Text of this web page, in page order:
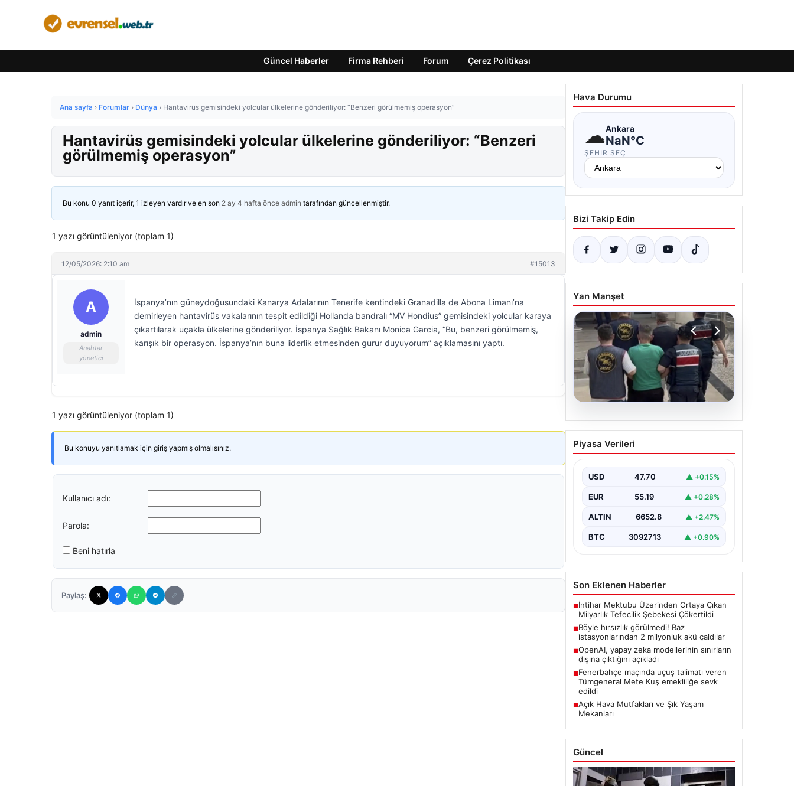
Güncel Haberler Firma Rehberi Forum Çerez Politikası
Ana sayfa › Forumlar › Dünya › Hantavirüs gemisindeki yolcular ülkelerine gönderiliyor: “Benzeri görülmemiş operasyon”
Hantavirüs gemisindeki yolcular ülkelerine gönderiliyor: “Benzeri
görülmemiş operasyon”
Bu konu 0 yanıt içerir, 1 izleyen vardır ve en son 2 ay 4 hafta önce admin tarafından güncellenmiştir.
1 yazı görüntüleniyor (toplam 1)
12/05/2026: 2:10 am #15013
A
admin
Anahtar
yönetici
İspanya’nın güneydoğusundaki Kanarya Adalarının Tenerife kentindeki Granadilla de Abona Limanı’na
demirleyen hantavirüs vakalarının tespit edildiği Hollanda bandralı “MV Hondius” gemisindeki yolcular karaya
çıkartılarak uçakla ülkelerine gönderiliyor. İspanya Sağlık Bakanı Monica Garcia, “Bu, benzeri görülmemiş,
karışık bir operasyon. İspanya’nın buna liderlik etmesinden gurur duyuyorum” açıklamasını yaptı.
1 yazı görüntüleniyor (toplam 1)
Bu konuyu yanıtlamak için giriş yapmış olmalısınız.
Kullanıcı adı:
Parola:
Beni hatırla
Paylaş:
Hava Durumu
☁Ankara
NaN°C
ŞEHIR SEÇ
Bizi Takip Edin
Yan Manşet
06.08.2026
Böyle hırsızlık görülmedi!
Baz istasyonlarından 2
Piyasa Verileri
USD 47.70 ▲ +0.15%
EUR 55.19 ▲ +0.28%
ALTIN 6652.8 ▲ +2.47%
BTC 3092713 ▲ +0.90%
Son Eklenen Haberler
■İntihar Mektubu Üzerinden Ortaya Çıkan
Milyarlık Tefecilik Şebekesi Çökertildi
■Böyle hırsızlık görülmedi! Baz
istasyonlarından 2 milyonluk akü çaldılar
■OpenAI, yapay zeka modellerinin sınırların
dışına çıktığını açıkladı
■Fenerbahçe maçında uçuş talimatı veren
Tümgeneral Mete Kuş emekliliğe sevk
edildi
■Açık Hava Mutfakları ve Şık Yaşam
Mekanları
Güncel